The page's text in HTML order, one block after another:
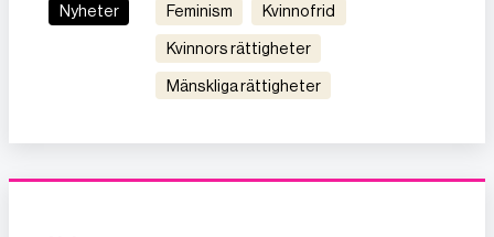
Nyheter feminism kvinnofrid
kvinnors rättigheter
mänskliga rättigheter